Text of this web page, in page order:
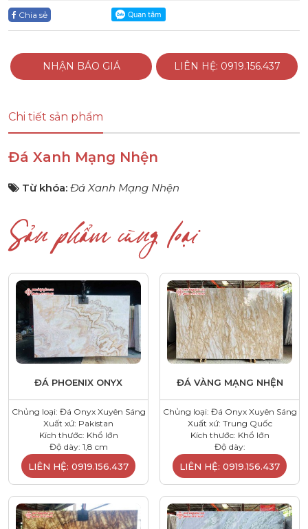
Chia sẻ
NHẬN BÁO GIÁ LIÊN HỆ: 0919.156.437
Chi tiết sản phẩm
Đá Xanh Mạng Nhện
Từ khóa: Đá Xanh Mạng Nhện
Sản phẩm cùng loại
ĐÁ PHOENIX ONYX
Chủng loại: Đá Onyx Xuyên Sáng
Xuất xứ: Pakistan
Kích thước: Khổ lớn
Độ dày: 1,8 cm
LIÊN HỆ: 0919.156.437
ĐÁ VÀNG MẠNG NHỆN
Chủng loại: Đá Onyx Xuyên Sáng
Xuất xứ: Trung Quốc
Kích thước: Khổ lớn
Độ dày:
LIÊN HỆ: 0919.156.437